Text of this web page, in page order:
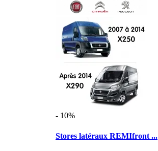
- 10%
Stores latéraux REMIfront ...